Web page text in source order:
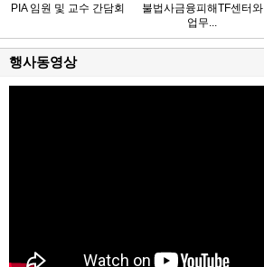
PIA 임원 및 교수 간담회
불법사금융피해TF센터와
업무...
행사동영상